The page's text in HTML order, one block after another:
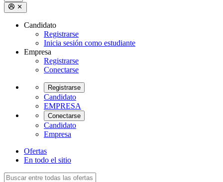
Candidato
Registrarse
Inicia sesión como estudiante
Empresa
Registrarse
Conectarse
Registrarse
Candidato
EMPRESA
Conectarse
Candidato
Empresa
Ofertas
En todo el sitio